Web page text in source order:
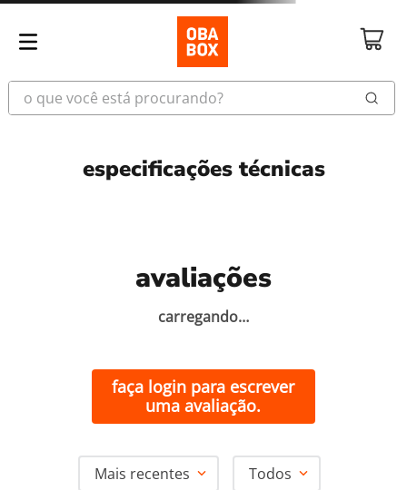
o que você está procurando?
especificações técnicas
avaliações
carregando…
faça login para escrever
uma avaliação.
Mais recentes Todos